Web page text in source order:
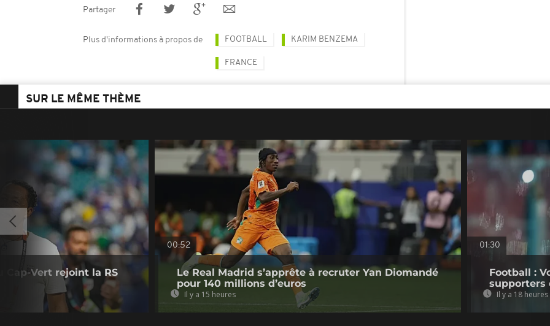
Partager
Plus d'informations à propos de FOOTBALL KARIM BENZEMA
FRANCE
SUR LE MÊME THÈME
Cap-Vert rejoint la RS
00:52
Le Real Madrid s’apprête à recruter Yan Diomandé
pour 140 millions d’euros
Il y a 15 heures
01:30
Football :
supporters
Il y a 18 heures